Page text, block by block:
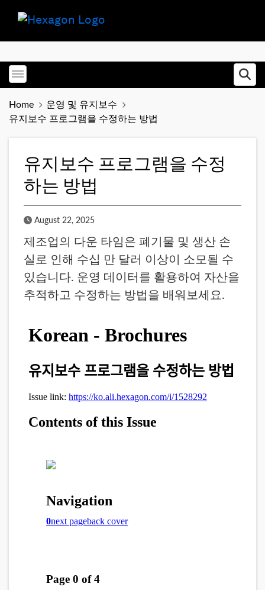
Toggle menubar
Home
운영 및 유지보수
유지보수 프로그램을 수정하는 방법
유지보수 프로그램을 수정
하는 방법
Published Date
August 22, 2025
제조업의 다운 타임은 폐기물 및 생산 손
실로 인해 수십 만 달러 이상이 소모될 수
있습니다. 운영 데이터를 활용하여 자산을
추적하고 수정하는 방법을 배워보세요.